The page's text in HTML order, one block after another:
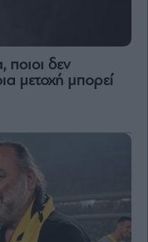
ποιοι δεν
μετοχή μπορεί